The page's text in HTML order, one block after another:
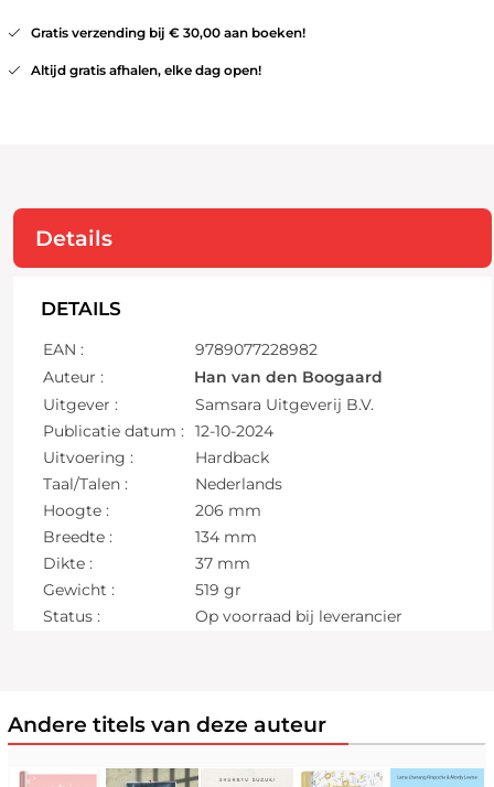
Gratis verzending bij € 30,00 aan boeken!
Altijd gratis afhalen, elke dag open!
Details
DETAILS
EAN :
9789077228982
Auteur :
Han van den Boogaard
Uitgever :
Samsara Uitgeverij B.V.
Publicatie datum :
12-10-2024
Uitvoering :
Hardback
Taal/Talen :
Nederlands
Hoogte :
206 mm
Breedte :
134 mm
Dikte :
37 mm
Gewicht :
519 gr
Status :
Op voorraad bij leverancier
Andere titels van deze auteur